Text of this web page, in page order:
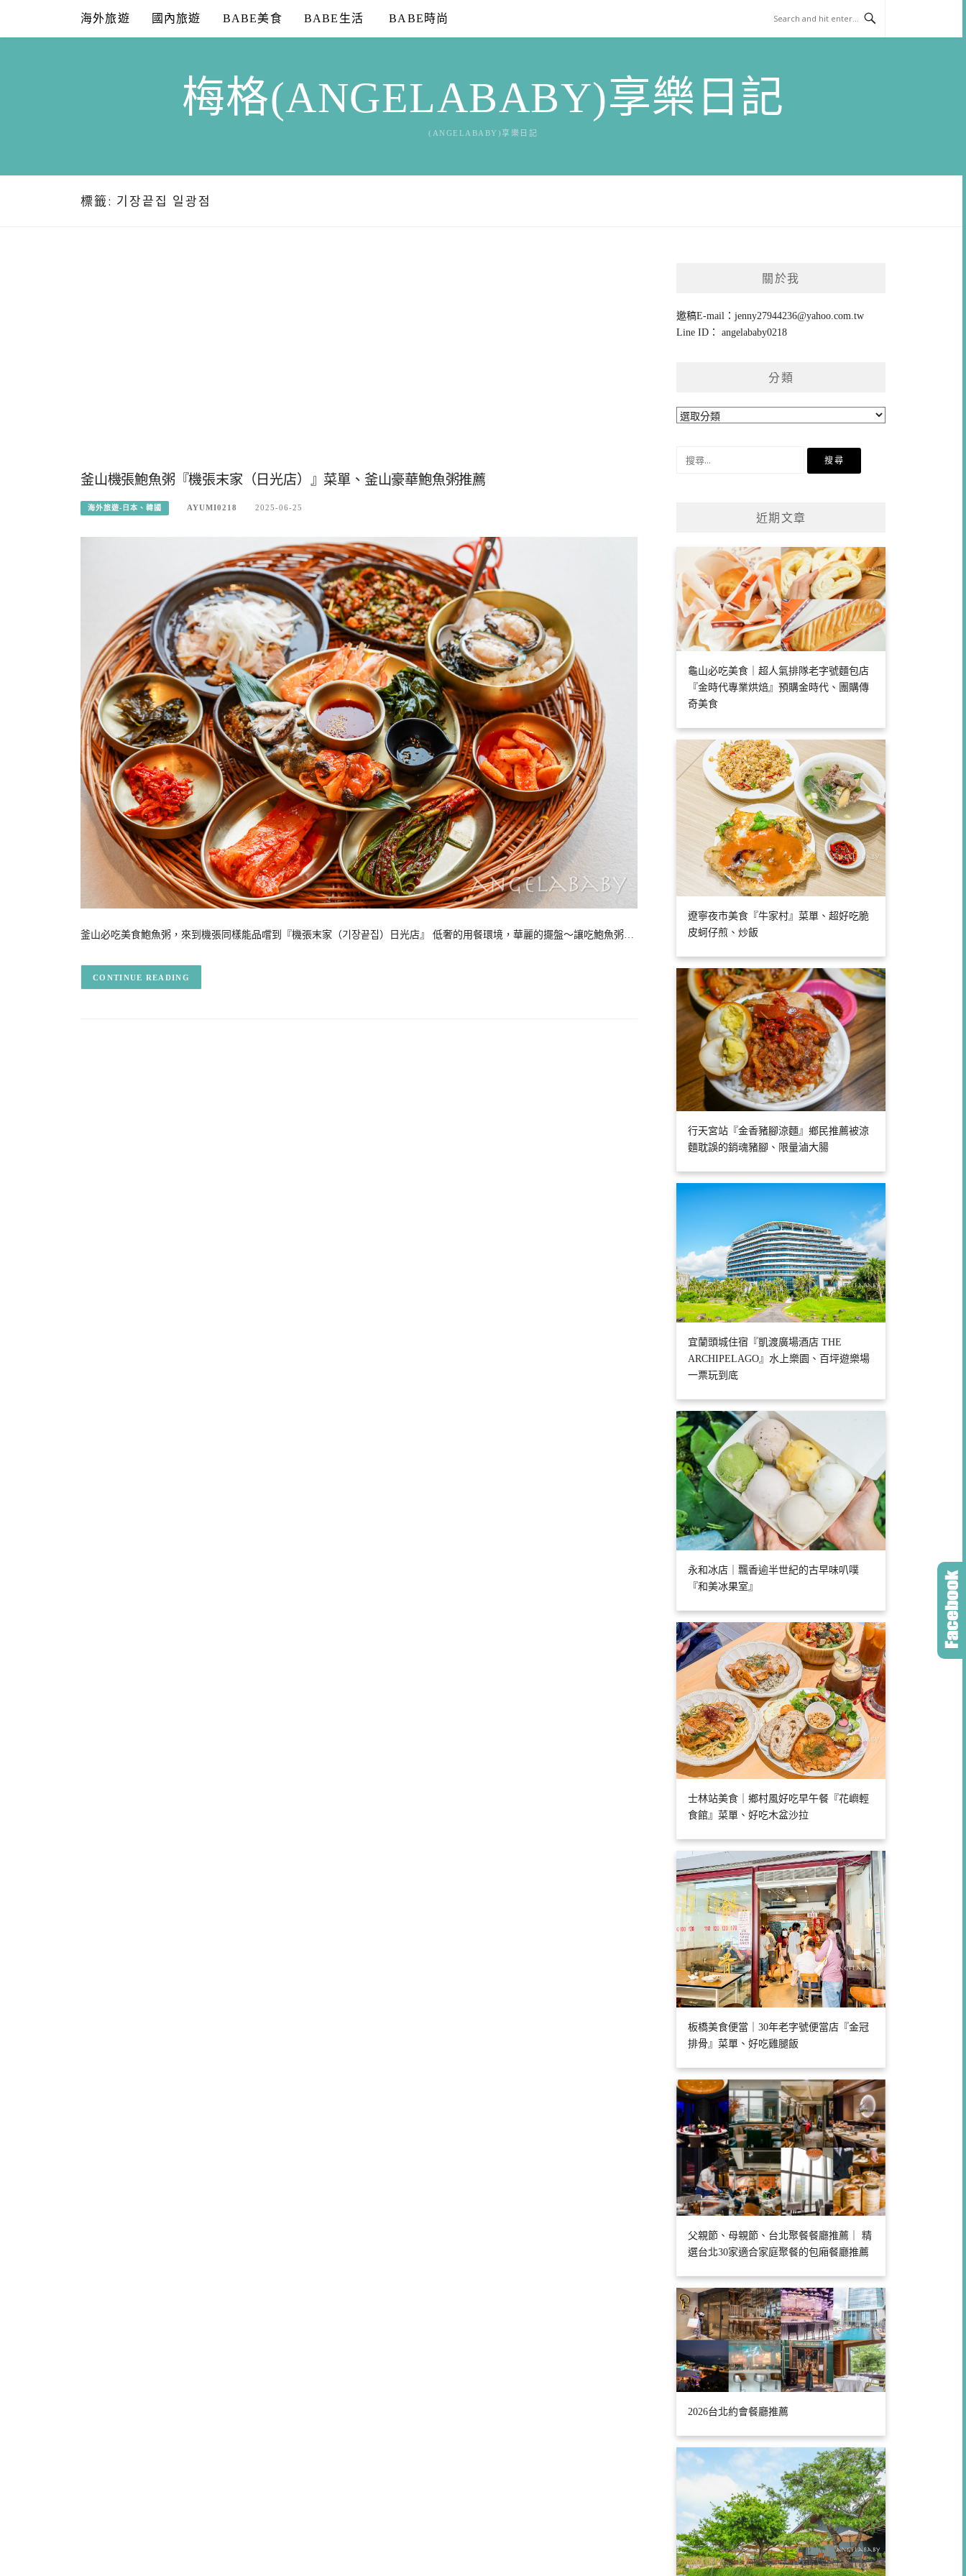
content
海外旅遊 國內旅遊 BABE美食 BABE生活 BABE時尚
梅格(ANGELABABY)享樂日記
(ANGELABABY)享樂日記
標籤: 기장끝집 일광점
釜山機張鮑魚粥『機張末家（日光店）』菜單、釜山豪華鮑魚粥推薦
海外旅遊-日本、韓國 AYUMI0218 2025-06-25
釜山必吃美食鮑魚粥，來到機張同樣能品嚐到『機張末家（기장끝집）日光店』 低奢的用餐環境，華麗的擺盤～讓吃鮑魚粥…
CONTINUE READING
關於我
邀稿E-mail：jenny27944236@yahoo.com.tw
Line ID： angelababy0218
分類
分
近期文章
龜山必吃美食｜超人氣排隊老字號麵包店
『金時代專業烘焙』預購金時代、團購傳
奇美食
遼寧夜市美食『牛家村』菜單、超好吃脆
皮蚵仔煎、炒飯
行天宮站『金香豬腳涼麵』鄉民推薦被涼
麵耽誤的銷魂豬腳、限量滷大腸
宜蘭頭城住宿『凱渡廣場酒店 THE
ARCHIPELAGO』水上樂園、百坪遊樂場
一票玩到底
永和冰店｜飄香逾半世紀的古早味叭噗
『和美冰果室』
士林站美食｜鄉村風好吃早午餐『花嶼輕
食館』菜單、好吃木盆沙拉
板橋美食便當｜30年老字號便當店『金冠
排骨』菜單、好吃雞腿飯
父親節、母親節、台北聚餐餐廳推薦｜ 精
選台北30家適合家庭聚餐的包廂餐廳推薦
2026台北約會餐廳推薦